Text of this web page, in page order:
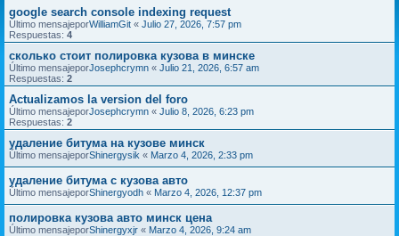
google search console indexing request
Último mensajeporWilliamGit « Julio 27, 2026, 7:57 pm
Respuestas: 4
сколько стоит полировка кузова в минске
Último mensajeporJosephcrymn « Julio 21, 2026, 6:57 am
Respuestas: 2
Actualizamos la version del foro
Último mensajeporJosephcrymn « Julio 8, 2026, 6:23 pm
Respuestas: 2
удаление битума на кузове минск
Último mensajeporShinergysik « Marzo 4, 2026, 2:33 pm
удаление битума с кузова авто
Último mensajeporShinergyodh « Marzo 4, 2026, 12:37 pm
полировка кузова авто минск цена
Último mensajeporShinergyxjr « Marzo 4, 2026, 9:24 am